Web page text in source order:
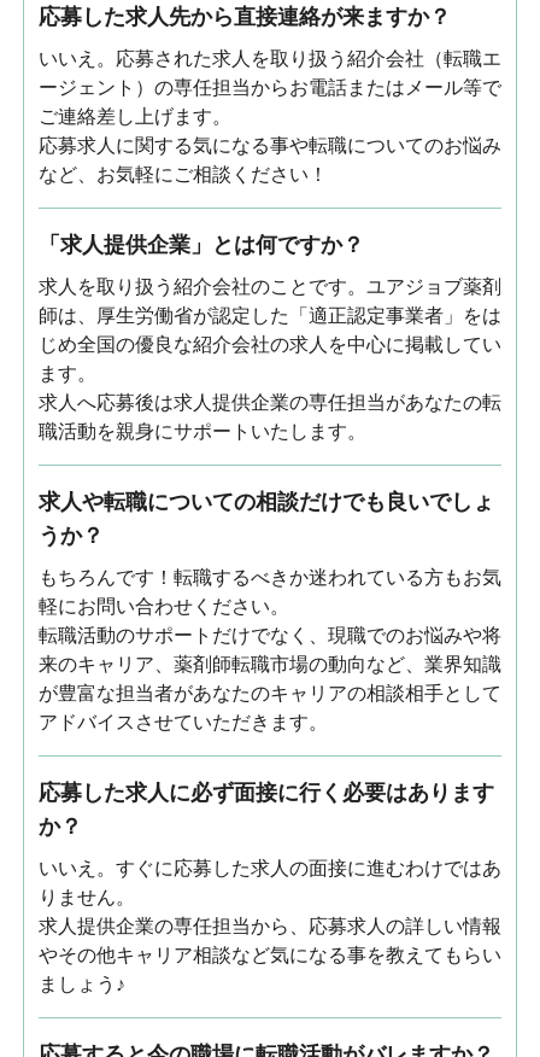
応募した求人先から直接連絡が来ますか？
いいえ。応募された求人を取り扱う紹介会社（転職エ
ージェント）の専任担当からお電話またはメール等で
ご連絡差し上げます。
応募求人に関する気になる事や転職についてのお悩み
など、お気軽にご相談ください！
「求人提供企業」とは何ですか？
求人を取り扱う紹介会社のことです。ユアジョブ薬剤
師は、厚生労働省が認定した「適正認定事業者」をは
じめ全国の優良な紹介会社の求人を中心に掲載してい
ます。
求人へ応募後は求人提供企業の専任担当があなたの転
職活動を親身にサポートいたします。
求人や転職についての相談だけでも良いでしょ
うか？
もちろんです！転職するべきか迷われている方もお気
軽にお問い合わせください。
転職活動のサポートだけでなく、現職でのお悩みや将
来のキャリア、薬剤師転職市場の動向など、業界知識
が豊富な担当者があなたのキャリアの相談相手として
アドバイスさせていただきます。
応募した求人に必ず面接に行く必要はあります
か？
いいえ。すぐに応募した求人の面接に進むわけではあ
りません。
求人提供企業の専任担当から、応募求人の詳しい情報
やその他キャリア相談など気になる事を教えてもらい
ましょう♪